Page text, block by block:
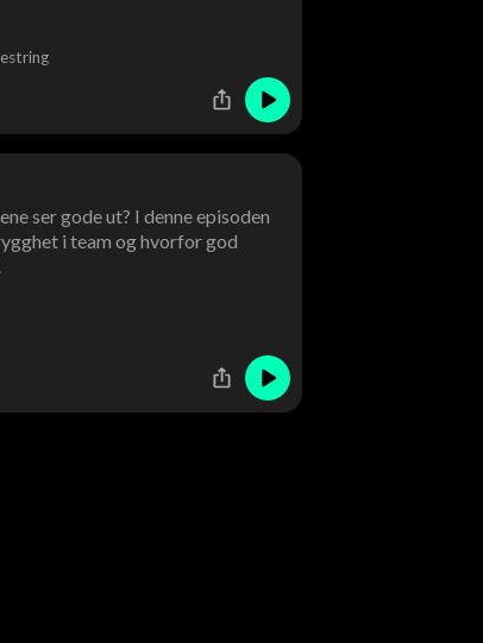
ser gode ut? I denne episoden
i team og hvorfor god